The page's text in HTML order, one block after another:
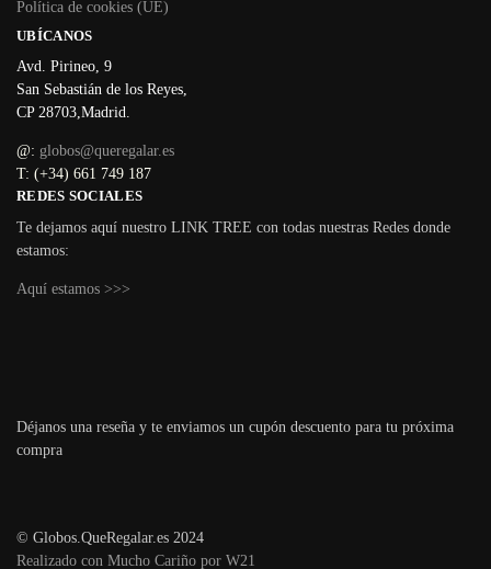
Política de cookies (UE)
UBÍCANOS
Avd. Pirineo, 9
San Sebastián de los Reyes,
CP 28703,Madrid.
@: globos@queregalar.es
T: (+34) 661 749 187
REDES SOCIALES
Te dejamos aquí nuestro LINK TREE con todas nuestras Redes donde
estamos:
Aquí estamos >>>
Déjanos una reseña y te enviamos un cupón descuento para tu próxima
compra
© Globos.QueRegalar.es 2024
Realizado con Mucho Cariño por W21